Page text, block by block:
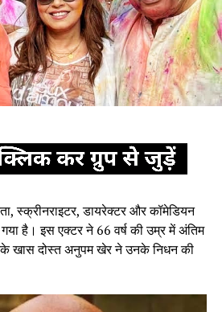
स्क्रीनराइटर, डायरेक्टर और कॉमेडियन
है। इस एक्टर ने 66 वर्ष की उम्र में अंतिम
खास दोस्त अनुपम खेर ने उनके निधन की